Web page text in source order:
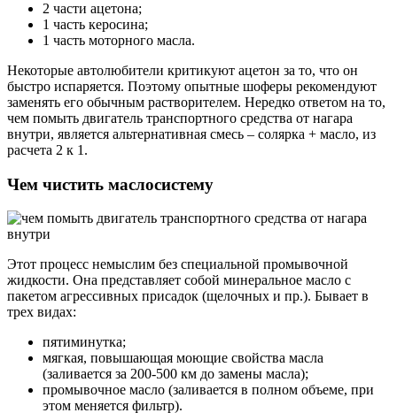
2 части ацетона;
1 часть керосина;
1 часть моторного масла.
Некоторые автолюбители критикуют ацетон за то, что он
быстро испаряется. Поэтому опытные шоферы рекомендуют
заменять его обычным растворителем. Нередко ответом на то,
чем помыть двигатель транспортного средства от нагара
внутри, является альтернативная смесь – солярка + масло, из
расчета 2 к 1.
Чем чистить маслосистему
Этот процесс немыслим без специальной промывочной
жидкости. Она представляет собой минеральное масло с
пакетом агрессивных присадок (щелочных и пр.). Бывает в
трех видах:
пятиминутка;
мягкая, повышающая моющие свойства масла
(заливается за 200-500 км до замены масла);
промывочное масло (заливается в полном объеме, при
этом меняется фильтр).